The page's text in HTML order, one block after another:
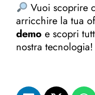
Vuoi scoprire
arricchire la tua
demoe scopri
nostra tecnologia!